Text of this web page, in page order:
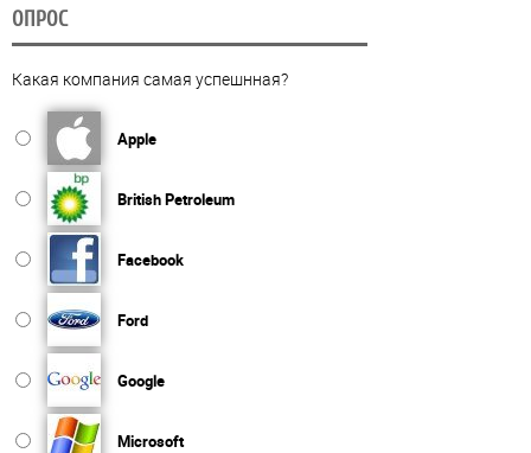
ОПРОС
Какая компания самая успешнная?
Apple
British Petroleum
Facebook
Ford
Google
Microsoft